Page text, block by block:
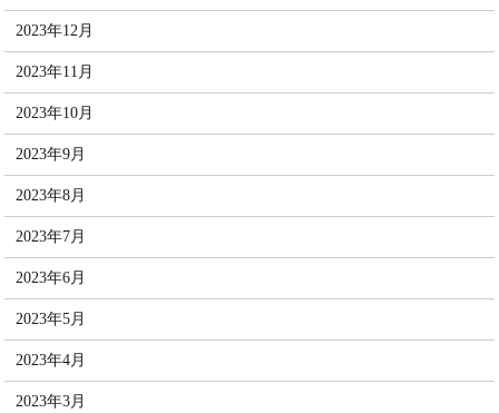
2023年12月
2023年11月
2023年10月
2023年9月
2023年8月
2023年7月
2023年6月
2023年5月
2023年4月
2023年3月